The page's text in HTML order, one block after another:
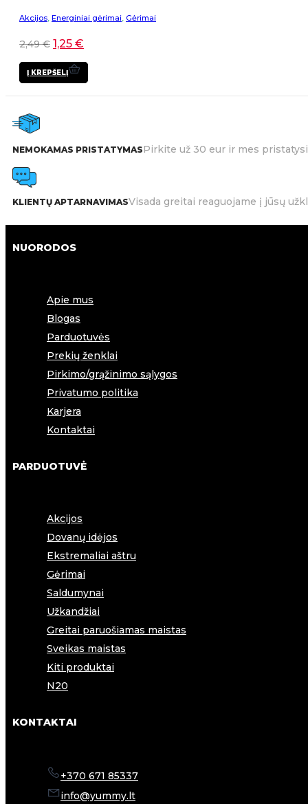
Akcijos Energiniai gėrimai Gėrimai
2,49€ 1,25 €
Į KREPŠELĮ
NEMOKAMAS PRISTATYMASPirkite už 30 eur ir mes
KLIENTŲ APTARNAVIMASVisada greitai reaguojame į jūsų
NUORODOS
Apie mus
Blogas
Parduotuvės
Prekių ženklai
Pirkimo/grąžinimo sąlygos
Privatumo politika
Karjera
Kontaktai
PARDUOTUVĖ
Akcijos
Dovanų idėjos
Ekstremaliai aštru
Gėrimai
Saldumynai
Užkandžiai
Greitai paruošiamas maistas
Sveikas maistas
Kiti produktai
N20
KONTAKTAI
+370 671 85337
info@yummy.lt